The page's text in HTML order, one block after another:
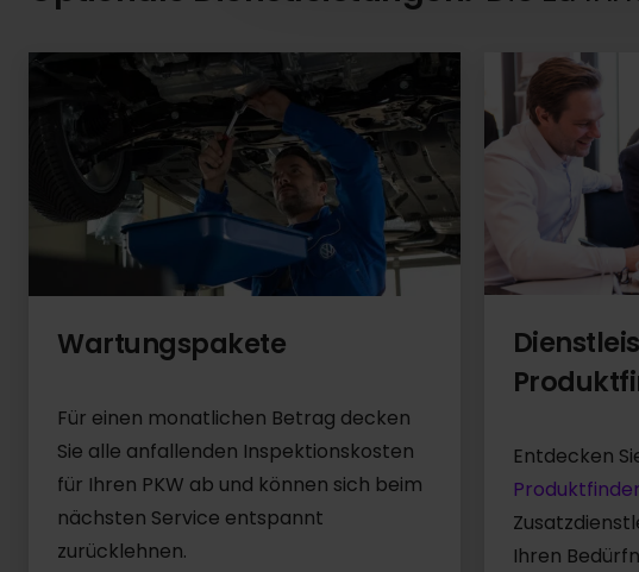
Wartungspakete
Für einen monatlichen Betrag decken
Sie alle anfallenden Inspektionskosten
für Ihren PKW ab und können sich beim
nächsten Service entspannt
zurücklehnen.
Entdecken
Produktfinder
Ihren